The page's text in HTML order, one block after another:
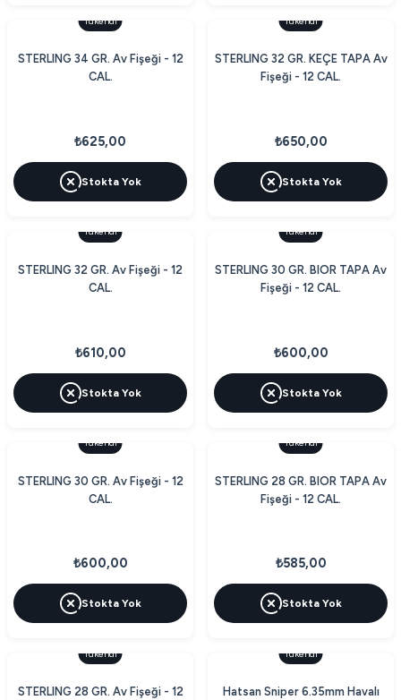
Tükendi
STERLING 34 GR. Av Fişeği - 12
CAL.
₺625,00
Stokta Yok
Tükendi
STERLING 32 GR. KEÇE TAPA Av
Fişeği - 12 CAL.
₺650,00
Stokta Yok
Tükendi
STERLING 32 GR. Av Fişeği - 12
CAL.
₺610,00
Stokta Yok
Tükendi
STERLING 30 GR. BIOR TAPA Av
Fişeği - 12 CAL.
₺600,00
Stokta Yok
Tükendi
STERLING 30 GR. Av Fişeği - 12
CAL.
₺600,00
Stokta Yok
Tükendi
STERLING 28 GR. BIOR TAPA Av
Fişeği - 12 CAL.
₺585,00
Stokta Yok
Tükendi
STERLING 28 GR. Av Fişeği - 12
Tükendi
Hatsan Sniper 6.35mm Havalı